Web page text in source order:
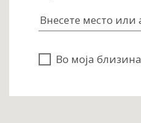
Во моја близина